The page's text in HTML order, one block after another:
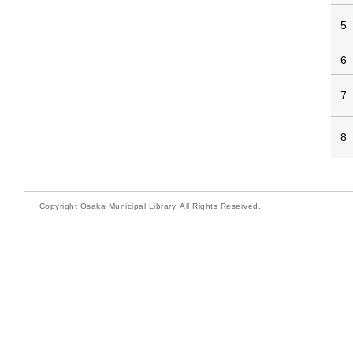
5
6
7
8
Copyright Osaka Municipal Library. All Rights Reserved.